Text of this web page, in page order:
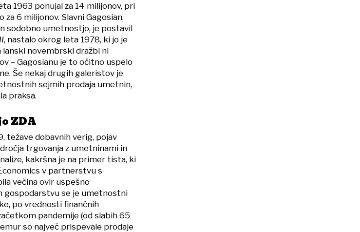
1963 ponujal za 14 milijonov, pri
za 6 milijonov. Slavni Gagosian,
sodobno umetnostjo, je postavil
, nastalo okrog leta 1978, ki jo je
lanski novembrski dražbi ni
– Gagosianu je to očitno uspelo
Še nekaj drugih galeristov je
sejmih prodaja umetnin,
praksa.
ZDA
težave dobavnih verig, pojav
trgovanja z umetninami in
kakršna je na primer tista, ki
v partnerstvu s
večina ovir uspešno
gospodarstvu se je umetnostni
po vrednosti finančnih
pandemije (od slabih 65
so največ prispevale prodaje